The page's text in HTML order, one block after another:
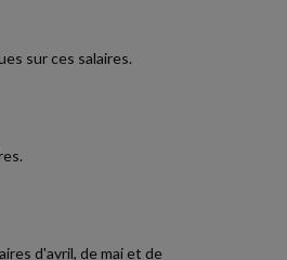
sur ces salaires.
d'avril, de mai et de